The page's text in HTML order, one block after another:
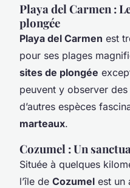
Playa del Carmen :
plongée
Playa del Carmen est
pour ses plages
sites de plongée
peuvent y observer des
d’autres espèces
marteaux.
Cozumel : Un
Située à quelques
l’île de Cozumel est un